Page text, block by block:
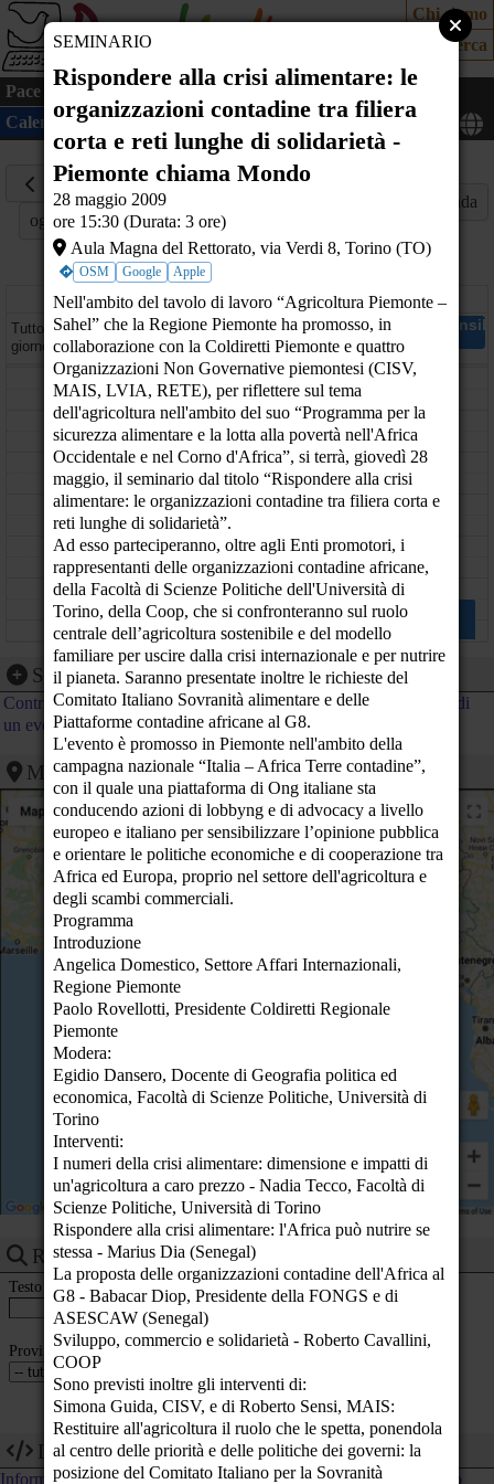
Chi siamo
Cerca
Pace Cultura Mondo Cittadinanza attiva
Ecologia
Calendario
Mappa
oggi
28
Maggio
2009
Agenda
giovedì
Tutto il
giorno
Cena al buio Spegni la luce, accendi i sensi e la
Circolo De Amicis - corso Casale 134 - Torino (TO)
08
09
10
11
12
13
14
15
16
18
19
20
21
22
23
Rispondere alla crisi alimentare: le organizzazioni
contadine tra filiera corta e reti lunghe di
solidarietà - Piemonte chiama Mondo
Aula Magna del Rettorato, via Verdi 8 - Torino (TO)
Presentazione del
volume "Nell'occhio del
ciclone"
- Firenze (Terra Futura 2009) (FI)
Cerchiamo persone su cui fare affidamento
Via Alba 10/A - Roma (RM)
M.A.T. - MATTEO
AMITRANO TRIBUTE
Locanda Atlantide, via dei Lucani
22b, zona San Lorenzo - Roma
(RM)
Segnalazione evento
Contribuisci al calendario di PeaceLink inviando la segnalazione di
un evento
Mappa
Ricerca eventi
Testo
Provincia
Dev
Informazioni tecniche su come utilizzare i dati di questo calendario
SEMINARIO
Rispondere alla crisi alimentare: le
organizzazioni contadine tra filiera
corta e reti lunghe di solidarietà -
Piemonte chiama Mondo
28 maggio 2009
ore 15:30 (Durata: 3 ore)
Aula Magna del Rettorato, via Verdi 8, Torino (TO)
OSM Google Apple
Nell'ambito del tavolo di lavoro “Agricoltura Piemonte –
Sahel” che la Regione Piemonte ha promosso, in
collaborazione con la Coldiretti Piemonte e quattro
Organizzazioni Non Governative piemontesi (CISV,
MAIS, LVIA, RETE), per riflettere sul tema
dell'agricoltura nell'ambito del suo “Programma per la
sicurezza alimentare e la lotta alla povertà nell'Africa
Occidentale e nel Corno d'Africa”, si terrà, giovedì 28
maggio, il seminario dal titolo “Rispondere alla crisi
alimentare: le organizzazioni contadine tra filiera corta e
reti lunghe di solidarietà”.
Ad esso parteciperanno, oltre agli Enti promotori, i
rappresentanti delle organizzazioni contadine africane,
della Facoltà di Scienze Politiche dell'Università di
Torino, della Coop, che si confronteranno sul ruolo
centrale dell’agricoltura sostenibile e del modello
familiare per uscire dalla crisi internazionale e per nutrire
il pianeta. Saranno presentate inoltre le richieste del
Comitato Italiano Sovranità alimentare e delle
Piattaforme contadine africane al G8.
L'evento è promosso in Piemonte nell'ambito della
campagna nazionale “Italia – Africa Terre contadine”,
con il quale una piattaforma di Ong italiane sta
conducendo azioni di lobbyng e di advocacy a livello
europeo e italiano per sensibilizzare l’opinione pubblica
e orientare le politiche economiche e di cooperazione tra
Africa ed Europa, proprio nel settore dell'agricoltura e
degli scambi commerciali.
Programma
Introduzione
Angelica Domestico, Settore Affari Internazionali,
Regione Piemonte
Paolo Rovellotti, Presidente Coldiretti Regionale
Piemonte
Modera:
Egidio Dansero, Docente di Geografia politica ed
economica, Facoltà di Scienze Politiche, Università di
Torino
Interventi:
I numeri della crisi alimentare: dimensione e impatti di
un'agricoltura a caro prezzo - Nadia Tecco, Facoltà di
Scienze Politiche, Università di Torino
Rispondere alla crisi alimentare: l'Africa può nutrire se
stessa - Marius Dia (Senegal)
La proposta delle organizzazioni contadine dell'Africa al
G8 - Babacar Diop, Presidente della FONGS e di
ASESCAW (Senegal)
Sviluppo, commercio e solidarietà - Roberto Cavallini,
COOP
Sono previsti inoltre gli interventi di:
Simona Guida, CISV, e di Roberto Sensi, MAIS:
Restituire all'agricoltura il ruolo che le spetta, ponendola
al centro delle priorità e delle politiche dei governi: la
posizione del Comitato Italiano per la Sovranità